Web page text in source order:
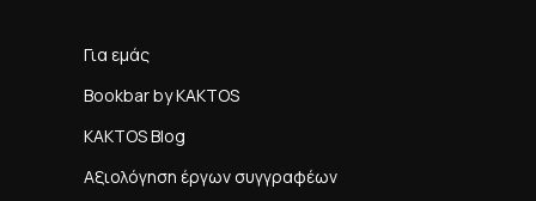
Για εμάς
Bookbar by KAKTOS
KAKTOS Blog
Αξιολόγηση έργων συγγραφέων